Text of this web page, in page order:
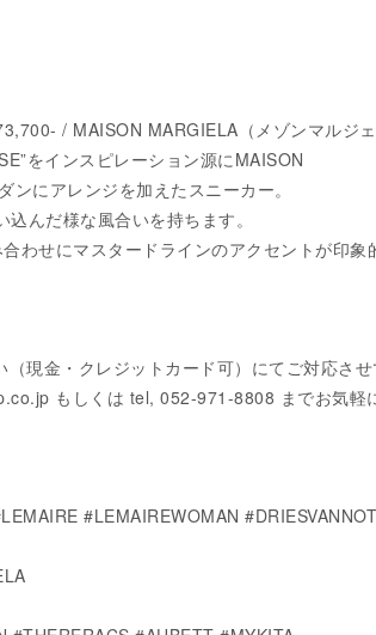
/ MAISON MARGIELA（メゾンマルジェ
をインスピレーション源にMAISON
にアレンジを加えたスニーカー。
んだ様な風合いを持ちます。
わせにマスタードラインのアクセントが印象
現金・クレジットカード可）にてご対応させ
もしくは tel, 052-971-8808 までお気軽
#LEMAIREWOMAN